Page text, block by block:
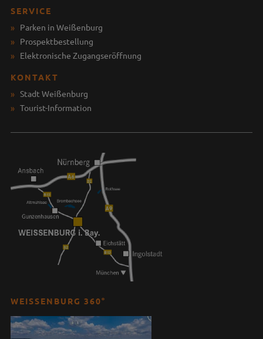
SERVICE
Parken in Weißenburg
Prospektbestellung
Elektronische Zugangseröffnung
KONTAKT
Stadt Weißenburg
Tourist-Information
WEISSENBURG 360°